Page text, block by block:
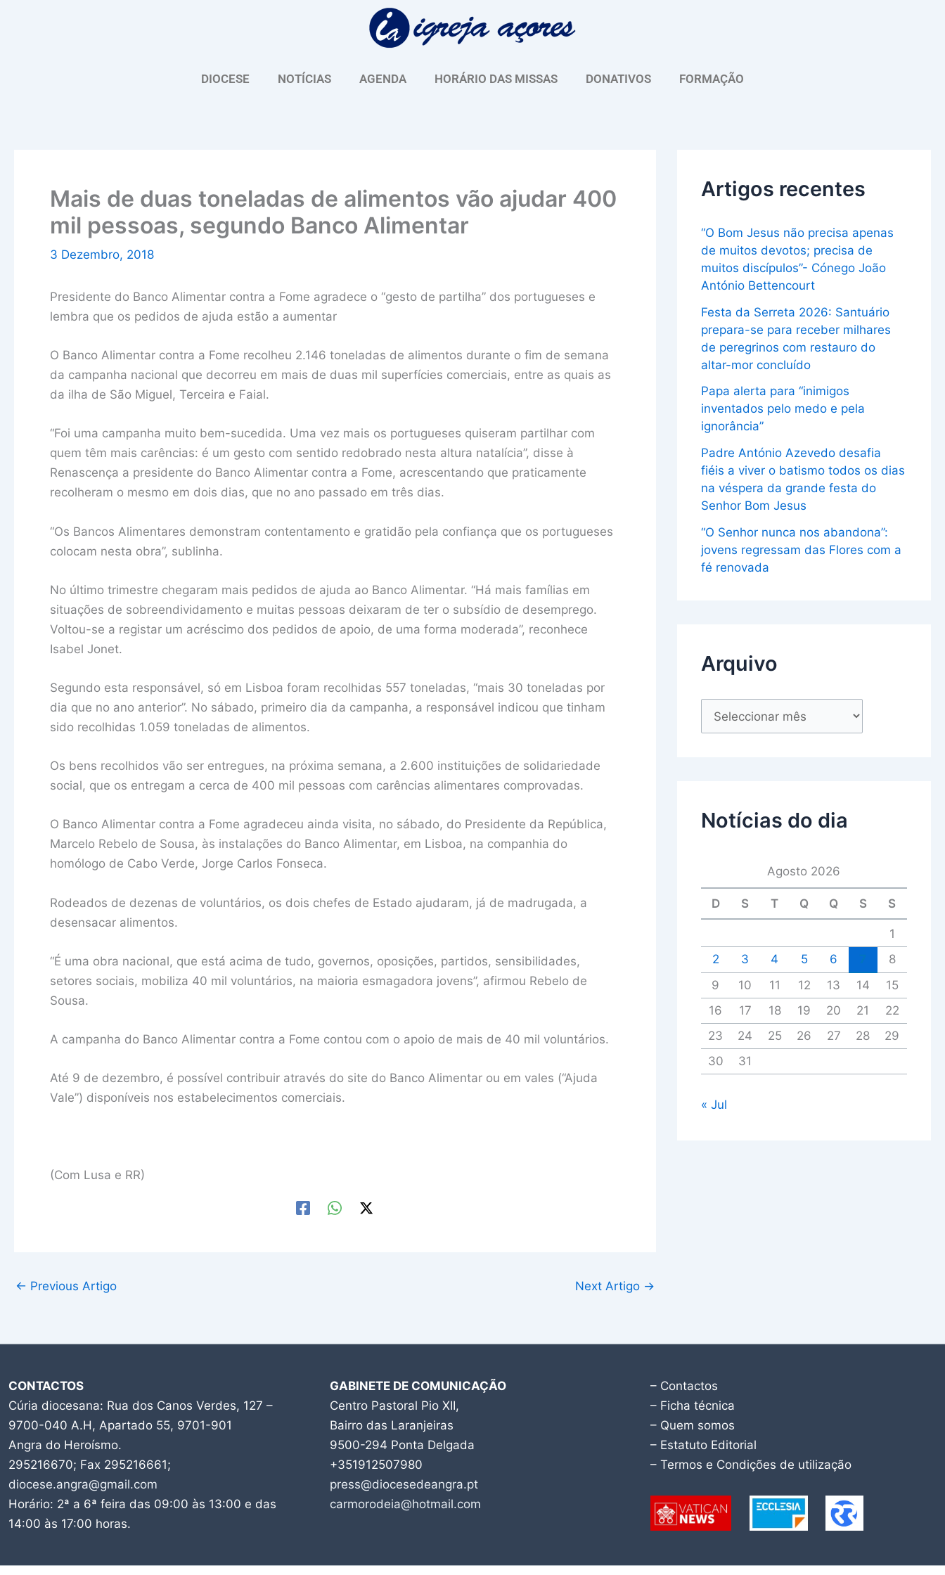
DIOCESE NOTÍCIAS AGENDA HORÁRIO DAS MISSAS DONATIVOS FORMAÇÃO
Mais de duas toneladas de alimentos vão ajudar 400
mil pessoas, segundo Banco Alimentar
3 Dezembro, 2018
Presidente do Banco Alimentar contra a Fome agradece o “gesto de partilha” dos portugueses e
lembra que os pedidos de ajuda estão a aumentar
O Banco Alimentar contra a Fome recolheu 2.146 toneladas de alimentos durante o fim de semana
da campanha nacional que decorreu em mais de duas mil superfícies comerciais, entre as quais as
da ilha de São Miguel, Terceira e Faial.
“Foi uma campanha muito bem-sucedida. Uma vez mais os portugueses quiseram partilhar com
quem têm mais carências: é um gesto com sentido redobrado nesta altura natalícia”, disse à
Renascença a presidente do Banco Alimentar contra a Fome, acrescentando que praticamente
recolheram o mesmo em dois dias, que no ano passado em três dias.
“Os Bancos Alimentares demonstram contentamento e gratidão pela confiança que os portugueses
colocam nesta obra”, sublinha.
No último trimestre chegaram mais pedidos de ajuda ao Banco Alimentar. “Há mais famílias em
situações de sobreendividamento e muitas pessoas deixaram de ter o subsídio de desemprego.
Voltou-se a registar um acréscimo dos pedidos de apoio, de uma forma moderada”, reconhece
Isabel Jonet.
Segundo esta responsável, só em Lisboa foram recolhidas 557 toneladas, “mais 30 toneladas por
dia que no ano anterior”. No sábado, primeiro dia da campanha, a responsável indicou que tinham
sido recolhidas 1.059 toneladas de alimentos.
Os bens recolhidos vão ser entregues, na próxima semana, a 2.600 instituições de solidariedade
social, que os entregam a cerca de 400 mil pessoas com carências alimentares comprovadas.
O Banco Alimentar contra a Fome agradeceu ainda visita, no sábado, do Presidente da República,
Marcelo Rebelo de Sousa, às instalações do Banco Alimentar, em Lisboa, na companhia do
homólogo de Cabo Verde, Jorge Carlos Fonseca.
Rodeados de dezenas de voluntários, os dois chefes de Estado ajudaram, já de madrugada, a
desensacar alimentos.
“É uma obra nacional, que está acima de tudo, governos, oposições, partidos, sensibilidades,
setores sociais, mobiliza 40 mil voluntários, na maioria esmagadora jovens”, afirmou Rebelo de
Sousa.
A campanha do Banco Alimentar contra a Fome contou com o apoio de mais de 40 mil voluntários.
Até 9 de dezembro, é possível contribuir através do site do Banco Alimentar ou em vales (“Ajuda
Vale”) disponíveis nos estabelecimentos comerciais.
(Com Lusa e RR)
← Previous Artigo Next Artigo →
Artigos recentes
“O Bom Jesus não precisa apenas
de muitos devotos; precisa de
muitos discípulos”- Cónego João
António Bettencourt
Festa da Serreta 2026: Santuário
prepara-se para receber milhares
de peregrinos com restauro do
altar-mor concluído
Papa alerta para “inimigos
inventados pelo medo e pela
ignorância”
Padre António Azevedo desafia
fiéis a viver o batismo todos os dias
na véspera da grande festa do
Senhor Bom Jesus
“O Senhor nunca nos abandona”:
jovens regressam das Flores com a
fé renovada
Arquivo
u
Notícias do dia
Agosto 2026
D S T Q Q S S
1
2
3 4 5 6
8
9
10 11 12 13 14
15
16
17 18 19 20 21
22
23
24 25 26 27 28
29
30
31
« Jul
CONTACTOS
Cúria diocesana: Rua dos Canos Verdes, 127 –
9700-040 A.H, Apartado 55, 9701-901
Angra do Heroísmo.
295216670; Fax 295216661;
diocese.angra@gmail.com
Horário: 2ª a 6ª feira das 09:00 às 13:00 e das
14:00 às 17:00 horas.
GABINETE DE COMUNICAÇÃO
Centro Pastoral Pio XII,
Bairro das Laranjeiras
9500-294 Ponta Delgada
+351912507980
press@diocesedeangra.pt
carmorodeia@hotmail.com
– Contactos
– Ficha técnica
– Quem somos
– Estatuto Editorial
– Termos e Condições de utilização